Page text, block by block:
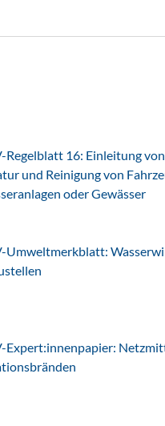
Regelblatt 16: Einleitung
und Reinigung von
oder Gewässer
Umweltmerkblatt:
Expert:innenpapier: